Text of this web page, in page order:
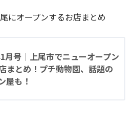
にオープンするお店まとめ
月号｜上尾市でニューオープン
まとめ！プチ動物園、話題の
屋も！